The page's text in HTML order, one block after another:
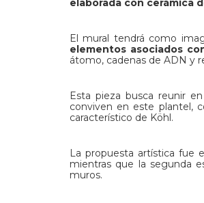
elaborada con cerámica
El mural tendrá como
elementos asociados
átomo, cadenas de ADN y
Esta pieza busca reunir
conviven en este plantel,
característico de Köhl.
La propuesta artística fue
mientras que la segunda
muros.